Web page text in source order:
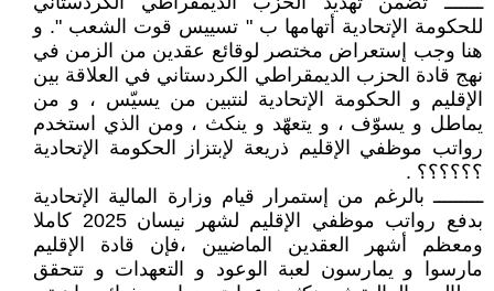
للحكومة الإتحادية أتهامها ب " تسييس قوت الشعب ". و
هنا وجب إستعراض مختصر لوقائع عقدين من الزمن في
نهج قادة الحزب الديمقراطي الكردستاني في العلاقة بين
الإقليم و الحكومة الإتحادية لنتبين من يسيّس ، و من
يماطل و يسوّف ، و يتعهّد و ينكث ، ومن الذي استخدم
رواتب موظفي الإقليم ذريعة لإبتزاز الحكومة الإتحادية
؟؟؟؟؟؟ .
ـــــــــ بالرغم من إستمرار قيام وزارة المالية الإتحادية
بدفع رواتب موظفي الإقليم لشهر نيسان 2025 كاملا
ومعظم أشهر العقدين الماضيين ،فإن قادة الإقليم
مارسوا و يمارسون لعبة الوعود و التعهدات و تتحقق